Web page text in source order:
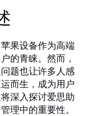
果设备作为高端
的青睐。然而，
题也让许多人感
而生，成为用户
深入探讨爱思助
理中的重要性。